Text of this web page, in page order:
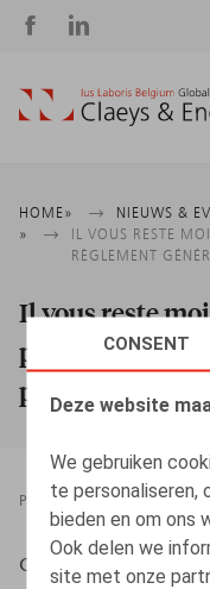
CONSENT
Deze website
We gebruiken
te personaliseren,
bieden en om ons
Ook delen we
site met onze
Social
Kruimelpad
HOME
NIEUWS &
IL VOUS RESTE
RÈGLEMENT
Il vous reste
préparer au
protection des
PRESSROOM
Cluydts, S., L’Echo,